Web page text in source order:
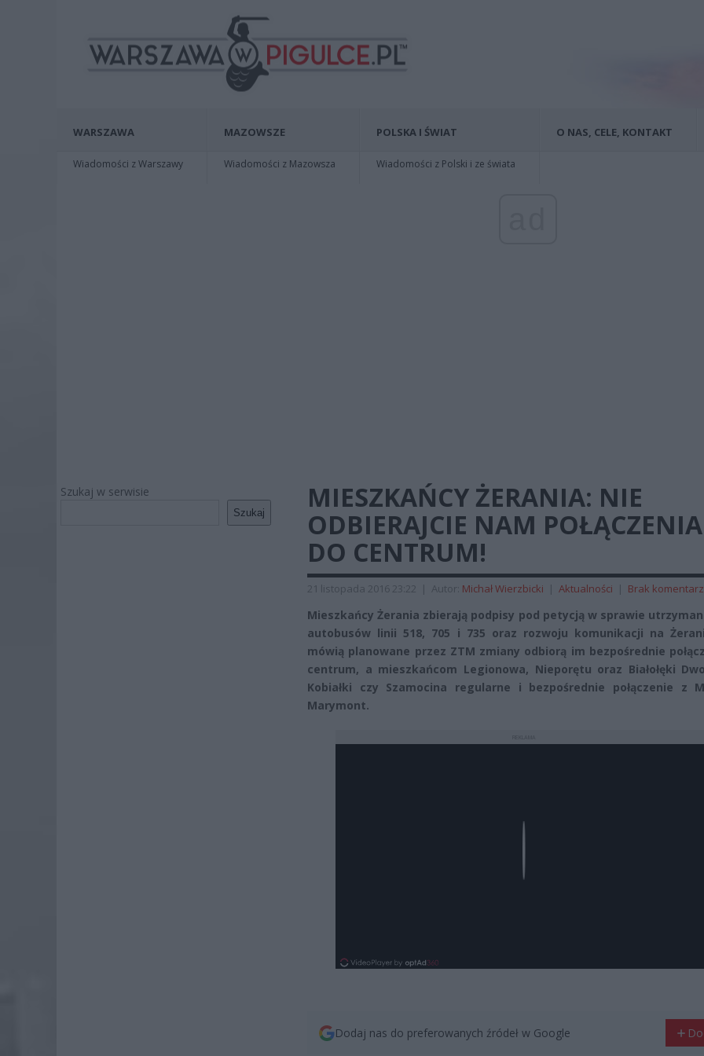
WARSZAWA
Wiadomości z Warszawy
MAZOWSZE
Wiadomości z Mazowsza
POLSKA I ŚWIAT
Wiadomości z Polski i ze świata
O NAS, CELE, KONTAKT
Szukaj w serwisie
Szukaj
MIESZKAŃCY ŻERANIA: NIE
ODBIERAJCIE NAM POŁĄCZENIA
DO CENTRUM!
21 listopada 2016 23:22 | Autor: Michał Wierzbicki | Aktualności | Brak
Mieszkańcy Żerania zbierają podpisy pod petycją w sprawie
autobusów linii 518, 705 i 735 oraz rozwoju komunikacji na
mówią planowane przez ZTM zmiany odbiorą im bezpośrednie
centrum, a mieszkańcom Legionowa, Nieporętu oraz Białołęki
Kobiałki czy Szamocina regularne i bezpośrednie połączenie z
Marymont.
Dodaj nas do preferowanych źródeł w Google